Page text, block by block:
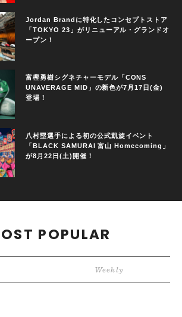
Jordan Brandに特化したコンセプトストア
「TOKYO 23」がリニューアル・グランドオ
ープン！
富樫勇樹シグネチャーモデル「CONS
UNAVERAGE MID」の新色が7月17日(金)
登場！
八村塁選手による初の公式凱旋イベント
「BLACK SAMURAI 富山 Homecoming」
が8月22日(土)開催！
POPULAR
Weekly